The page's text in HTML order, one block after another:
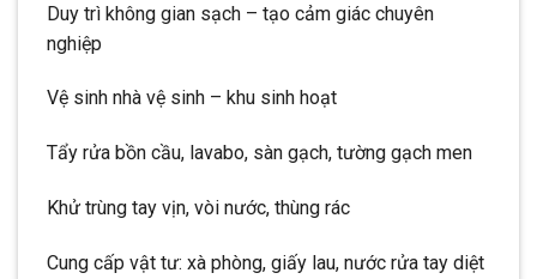
Duy trì không gian sạch – tạo cảm giác chuyên
nghiệp
Vệ sinh nhà vệ sinh – khu sinh hoạt
Tẩy rửa bồn cầu, lavabo, sàn gạch, tường gạch men
Khử trùng tay vịn, vòi nước, thùng rác
Cung cấp vật tư: xà phòng, giấy lau, nước rửa tay diệt